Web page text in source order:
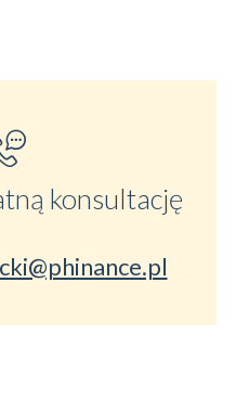
konsultację